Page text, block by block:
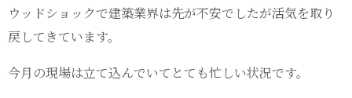
ウッドショックで建築業界は先が不安でしたが活気を取り
戻してきています。
今月の現場は立て込んでいてとても忙しい状況です。